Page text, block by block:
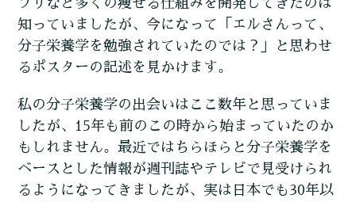
プリなど多くの痩せる仕組みを開発してきたのは
知っていましたが、今になって「エルさんって、
分子栄養学を勉強されていたのでは？」と思わせ
るポスターの記述を見かけます。
私の分子栄養学の出会いはここ数年と思っていま
したが、15年も前のこの時から始まっていたのか
もしれません。最近ではちらほらと分子栄養学を
ベースとした情報が週刊誌やテレビで見受けられ
るようになってきましたが、実は日本でも30年以